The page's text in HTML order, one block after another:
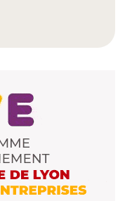
! Esplanade
ses 5 ans
au Temple du